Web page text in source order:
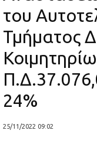
του
Τμήματος
24%
25/11/2022 09:02